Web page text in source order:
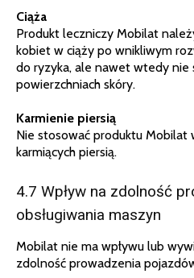
Ciąża
Produkt leczniczy Mobilat
kobiet w ciąży po wnikliwym
do ryzyka, ale nawet wtedy nie
powierzchniach skóry.
Karmienie piersią
Nie stosować produktu Mobilat
karmiących piersią.
4.7 Wpływ na zdolność
obsługiwania maszyn
Mobilat nie ma wpływu lub
zdolność prowadzenia